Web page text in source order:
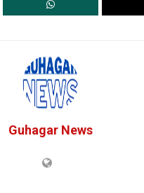
Guhagar News